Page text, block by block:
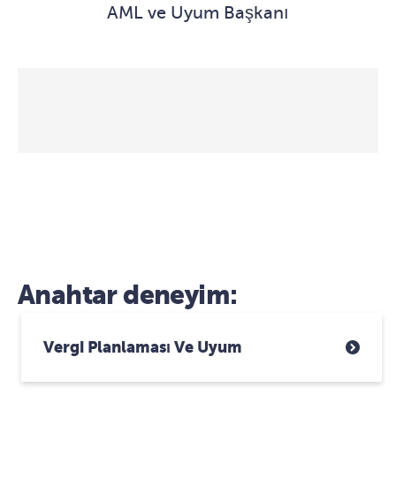
AML ve Uyum Başkanı
Anahtar deneyim:
Vergi Planlaması Ve Uyum